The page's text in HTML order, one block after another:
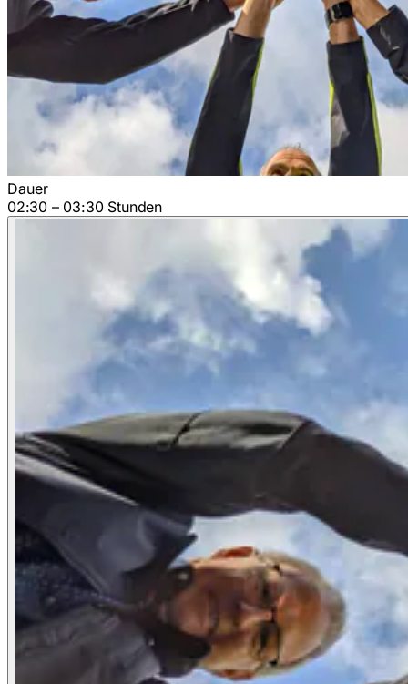
Dauer
02:30 – 03:30 Stunden